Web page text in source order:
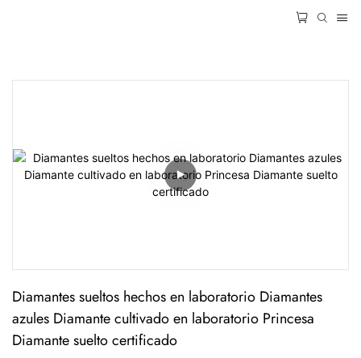
Diamantes sueltos hechos en laboratorio Diamantes
azules Diamante cultivado en laboratorio Princesa
Diamante suelto certificado